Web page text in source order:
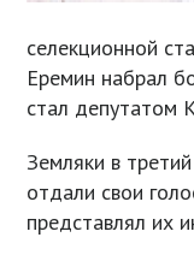
селекционной
Еремин набрал
стал депутатом
Земляки в
отдали свои
представлял их